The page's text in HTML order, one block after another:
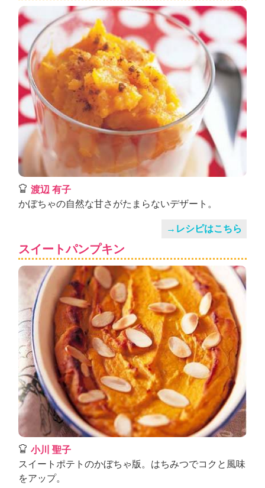
渡辺 有子
かぼちゃの自然な甘さがたまらないデザート。
→レシピはこちら
スイートパンプキン
小川 聖子
スイートポテトのかぼちゃ版。はちみつでコクと風味
をアップ。